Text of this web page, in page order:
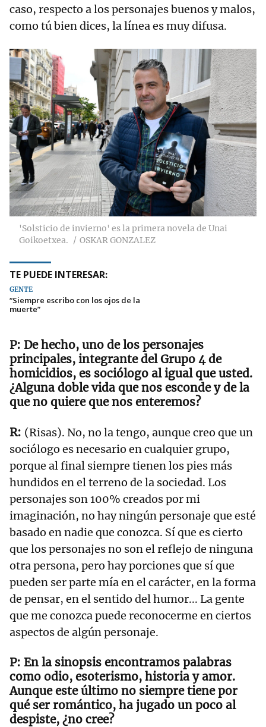
caso, respecto a los personajes buenos y malos,
como tú bien dices, la línea es muy difusa.
'Solsticio de invierno' es la primera novela de Unai
Goikoetxea.
OSKAR GONZALEZ
TE PUEDE INTERESAR:
GENTE
“Siempre escribo con los ojos de la
muerte”
De hecho, uno de los personajes
principales, integrante del Grupo 4 de
homicidios, es sociólogo al igual que usted.
¿Alguna doble vida que nos esconde y de la
que no quiere que nos enteremos?
(Risas). No, no la tengo, aunque creo que un
sociólogo es necesario en cualquier grupo,
porque al final siempre tienen los pies más
hundidos en el terreno de la sociedad. Los
personajes son 100% creados por mi
imaginación, no hay ningún personaje que esté
basado en nadie que conozca. Sí que es cierto
que los personajes no son el reflejo de ninguna
otra persona, pero hay porciones que sí que
pueden ser parte mía en el carácter, en la forma
de pensar, en el sentido del humor... La gente
que me conozca puede reconocerme en ciertos
aspectos de algún personaje.
En la sinopsis encontramos palabras
como odio, esoterismo, historia y amor.
Aunque este último no siempre tiene por
qué ser romántico, ha jugado un poco al
despiste, ¿no cree?